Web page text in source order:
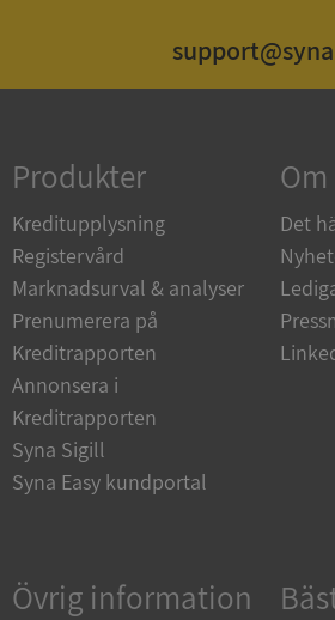
Produkter
Kreditupplysning
Registervård
Marknadsurval & analyser
Prenumerera på
Kreditrapporten
Annonsera i
Kreditrapporten
Syna Sigill
Syna Easy kundportal
Om
Det
Övrig information
Funktioner
Namn
__RequestVerificationToken